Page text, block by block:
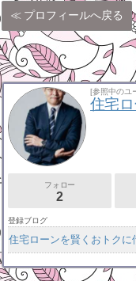
プロフィールへ戻る
[参照中のユ
住宅
フォロー
2
登録ブログ
住宅ローンを賢くおトクに